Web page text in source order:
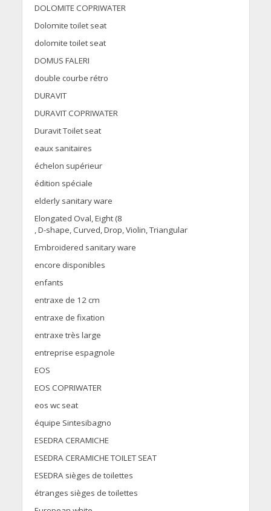
DOLOMITE COPRIWATER
Dolomite toilet seat
dolomite toilet seat
DOMUS FALERI
double courbe rétro
DURAVIT
DURAVIT COPRIWATER
Duravit Toilet seat
eaux sanitaires
échelon supérieur
édition spéciale
elderly sanitary ware
Elongated Oval, Eight (8
, D-shape, Curved, Drop, Violin, Triangular
Embroidered sanitary ware
encore disponibles
enfants
entraxe de 12 cm
entraxe de fixation
entraxe très large
entreprise espagnole
EOS
EOS COPRIWATER
eos wc seat
équipe Sintesibagno
ESEDRA CERAMICHE
ESEDRA CERAMICHE TOILET SEAT
ESEDRA sièges de toilettes
étranges sièges de toilettes